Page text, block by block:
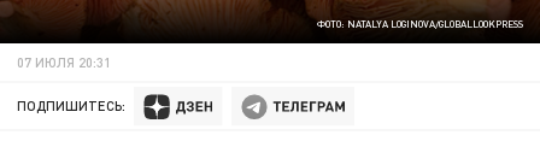
ФОТО: NATALYA LOGINOVA/GLOBALLOOKPRESS
07 ИЮЛЯ 20:31
ПОДПИШИТЕСЬ: